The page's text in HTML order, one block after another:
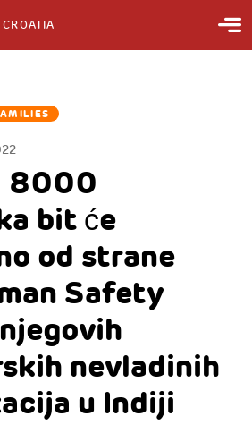
CROATIA
8000
bit će
od strane
Safety
nevladinih
u Indiji